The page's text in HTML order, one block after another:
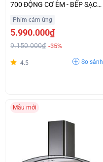
700 ĐỘNG CƠ ÊM - BẾP SẠCH
Phím cảm ứng
5.990.000₫
9.150.000₫ -35%
4.5 So sánh
Mẫu mới